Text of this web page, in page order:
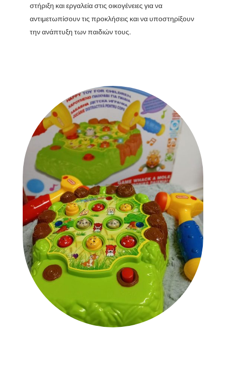
στήριξη και εργαλεία στις οικογένειες για να
αντιμετωπίσουν τις προκλήσεις και να υποστηρίξουν
την ανάπτυξη των παιδιών τους.